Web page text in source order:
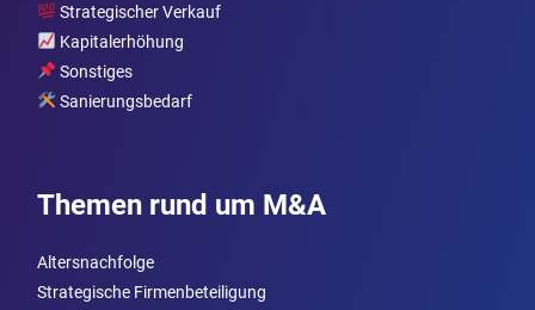
Strategischer Verkauf
Kapitalerhöhung
Sonstiges
Sanierungsbedarf
Themen rund um M&A
Altersnachfolge
Strategische Firmenbeteiligung